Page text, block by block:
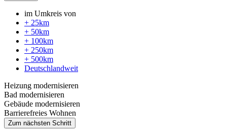
im Umkreis von
+ 25km
+ 50km
+ 100km
+ 250km
+ 500km
Deutschlandweit
Heizung modernisieren
Bad modernisieren
Gebäude modernisieren
Barrierefreies Wohnen
Zum nächsten Schritt